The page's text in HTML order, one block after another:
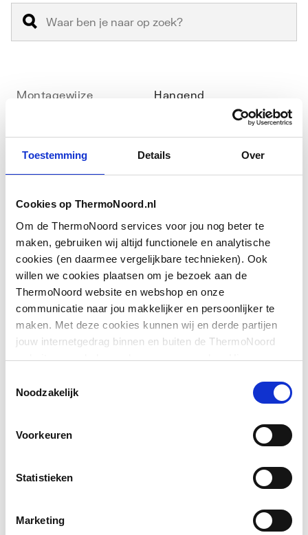
Toestemming Details Over
Cookies op ThermoNoord.nl
Om de ThermoNoord services voor jou nog beter te
maken, gebruiken wij altijd functionele en analytische
cookies (en daarmee vergelijkbare technieken). Ook
willen we cookies plaatsen om je bezoek aan de
ThermoNoord website en webshop en onze
communicatie naar jou makkelijker en persoonlijker te
maken. Met deze cookies kunnen wij en derde partijen
jouw internetgedrag binnen en buiten de ThermoNoord
website en webshop volgen en verzamelen. Hiermee
communicatie aan jouw interesses aan. We slaan je
Noodzakelijk
Voorkeuren
Statistieken
Marketing
Montagewijze Hangend
Materiaalkwaliteit Overig
Kleur Wit
Hartmaat boutgaten 600
Met
bevestigingsmateriaal
Nee
Geschikt voor meubel Ja
hoekmontage links
hoekmontage rechts
Afzetplateau
Toon meer
Downloads
type.FileSubTypeEnum.ACHTERZIJDE.name
249 KB
Montageinstructieapplication/pdf,1 MB